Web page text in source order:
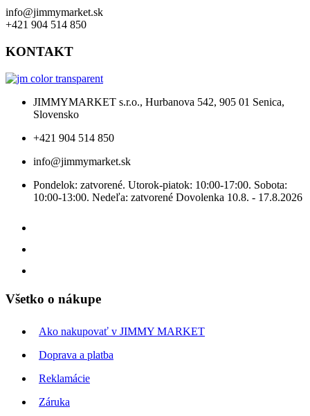
info@jimmymarket.sk
+421 904 514 850
KONTAKT
JIMMYMARKET s.r.o., Hurbanova 542, 905 01 Senica,
Slovensko
+421 904 514 850
info@jimmymarket.sk
Pondelok: zatvorené. Utorok-piatok: 10:00-17:00. Sobota:
10:00-13:00. Nedeľa: zatvorené Dovolenka 10.8. - 17.8.2026
Všetko o nákupe
Ako nakupovať v JIMMY MARKET
Doprava a platba
Reklamácie
Záruka